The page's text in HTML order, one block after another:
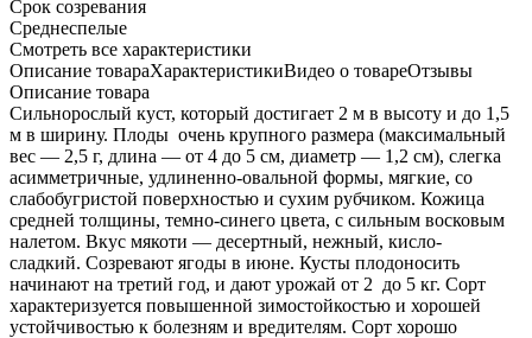
Срок созревания
Среднеспелые
Cмотреть все характеристики
Описание товараХарактеристикиВидео о товареОтзывы
Описание товара
Cильнорослый куст, который достигает 2 м в высоту и до 1,5
м в ширину. Плоды очень крупного размера (максимальный
вес — 2,5 г, длина — от 4 до 5 см, диаметр — 1,2 см), слегка
асимметричные, удлиненно-овальной формы, мягкие, со
слабобугристой поверхностью и сухим рубчиком. Кожица
средней толщины, темно-синего цвета, с сильным восковым
налетом. Вкус мякоти — десертный, нежный, кисло-
сладкий. Созревают ягоды в июне. Кусты плодоносить
начинают на третий год, и дают урожай от 2 до 5 кг. Сорт
характеризуется повышенной зимостойкостью и хорошей
устойчивостью к болезням и вредителям. Сорт хорошо